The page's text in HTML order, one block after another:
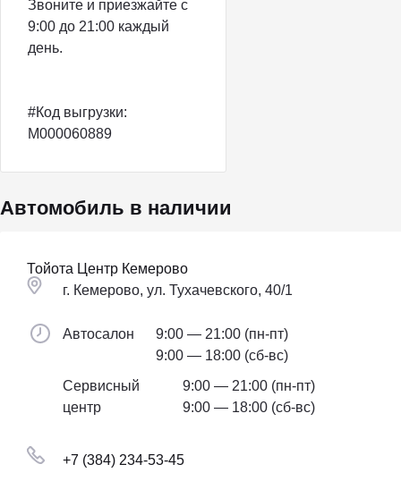
Звоните и приезжайте с
9:00 до 21:00 каждый
день.
#Код выгрузки:
M000060889
Автомобиль в наличии
Тойота Центр Кемерово
г. Кемерово, ул. Тухачевского, 40/1
Автосалон
9:00 — 21:00 (пн-пт)
9:00 — 18:00 (сб-вс)
Сервисный
центр
9:00 — 21:00 (пн-пт)
9:00 — 18:00 (сб-вс)
+7 (384) 234-53-45